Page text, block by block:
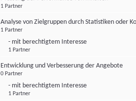
1 Partner
Analyse von Zielgruppen durch Statistiken oder
1 Partner
- mit berechtigtem Interesse
1 Partner
Entwicklung und Verbesserung der Angebote
0 Partner
- mit berechtigtem Interesse
1 Partner